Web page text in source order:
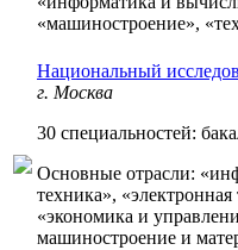
«машиностроение»,
Национальный
г. Москва
30 специальностей:
Основные отрасли:
техника»,
«экономика и
машиностроение и